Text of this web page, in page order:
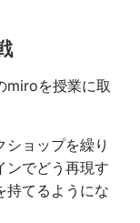
miroを授業に取
ショップを繰り
ンでどう再現す
持てるようにな